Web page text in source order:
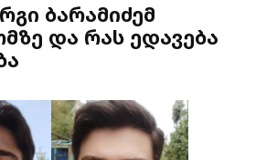
ბარამიძემ
და რას ედავება